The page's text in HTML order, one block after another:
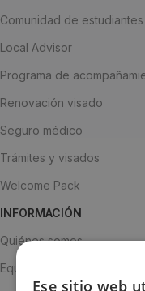
Comunidad de estudiantes
Local Advisor
Programa de
Renovación visado
Seguro médico
Trámites y visados
Welcome Pack
INFORMACIÓN
Quiénes somos
Equipo
Ese sitio web